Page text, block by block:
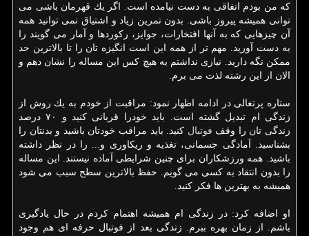
كه من بودم اتفاقی به دست نیامده است. اگر یك قهرمان باشی می
توانی همیشه پیروز باشی. بدون تمرین زیاد و اشتیاق نمی توانید همه
آن چیزهایی كه به آنها افتخارات، جوایز، ركوردها و آمار می گویند را
به دست آورید. مهم تر از همه این است انگیزه تان را تا بالاترین حد
ممكن نگه دارید. نیازی نداشتم به هیچ كس این مساله را نشان دهم و
الان از این رشته لذت می برم.
ستاره پرتغالی در ادامه اظهار نمود: مراقبت از خودم به یك روش از
زندگی ام تبدیل گشته است. باید خودرا قربانی كنید و ۷۰ درصد
زندگی تان را وقف فوتبال كنید. باید مراقب خودتان باشید و بدنتان را
بشناسید. آمادگی جسمانی، تغذیه و ریكاوری و... را در نظر داشته
باشید. همه ورزشكاران برای چنین شرایطی آماده نیستند. این مساله
را بدون انتقاد به كسی می گویم. حفظ بالاترین سطح سبب می شود
همیشه به بهترین ها فكر كنید.
او اضافه كرد: در زندگی ام همیشه اهتمام كردم در حال یادگیری
باشم. از زمان بهره ببرم. زندگی بعد از فوتبال حرفه ای هم وجود